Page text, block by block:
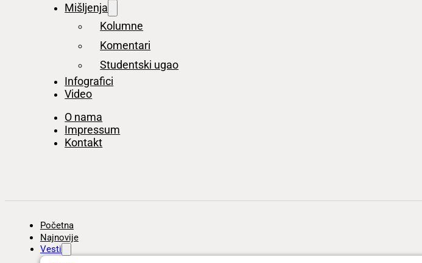
Mišljenja
Kolumne
Komentari
Studentski ugao
Infografici
Video
O nama
Impressum
Kontakt
Početna
Najnovije
Vesti